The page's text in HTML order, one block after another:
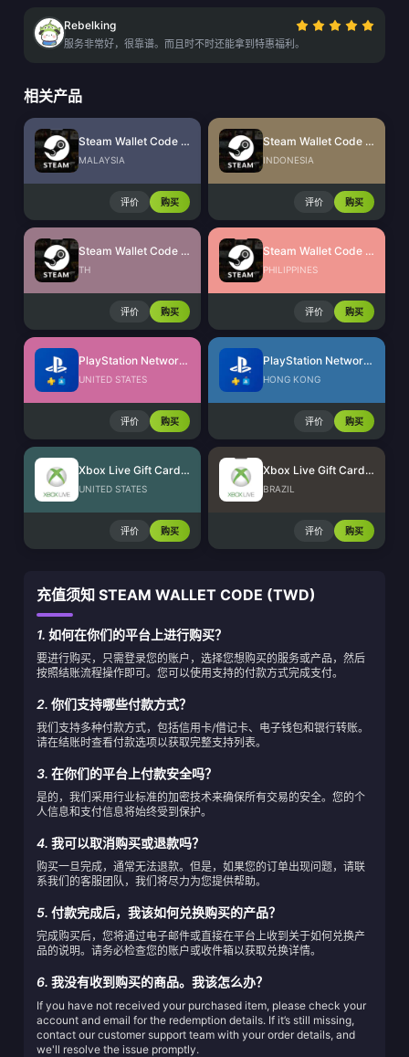
Rebelking
服务非常好，很靠谱。而且时不时还能拿到特惠福利。
相关产品
Steam Wallet Code (MYR)
MALAYSIA
评价 购买
Steam Wallet Code (IDR)
INDONESIA
评价 购买
Steam Wallet Code (THB)
TH
评价 购买
Steam Wallet Code (PHP)
PHILIPPINES
评价 购买
PlayStation Network Card (US)
UNITED STATES
评价 购买
PlayStation Network Card (HK)
HONG KONG
评价 购买
Xbox Live Gift Card (US)
UNITED STATES
评价 购买
Xbox Live Gift Card (BR)
BRAZIL
评价 购买
充值须知 STEAM WALLET CODE (TWD)
1. 如何在你们的平台上进行购买？
要进行购买，只需登录您的账户，选择您想购买的服务或产品，然后
按照结账流程操作即可。您可以使用支持的付款方式完成支付。
2. 你们支持哪些付款方式？
我们支持多种付款方式，包括信用卡/借记卡、电子钱包和银行转账。
请在结账时查看付款选项以获取完整支持列表。
3. 在你们的平台上付款安全吗？
是的，我们采用行业标准的加密技术来确保所有交易的安全。您的个
人信息和支付信息将始终受到保护。
4. 我可以取消购买或退款吗？
购买一旦完成，通常无法退款。但是，如果您的订单出现问题，请联
系我们的客服团队，我们将尽力为您提供帮助。
5. 付款完成后，我该如何兑换购买的产品？
完成购买后，您将通过电子邮件或直接在平台上收到关于如何兑换产
品的说明。请务必检查您的账户或收件箱以获取兑换详情。
6. 我没有收到购买的商品。我该怎么办？
If you have not received your purchased item, please check your
account and email for the redemption details. If it’s still missing,
contact our customer support team with your order details, and
we'll resolve the issue promptly.